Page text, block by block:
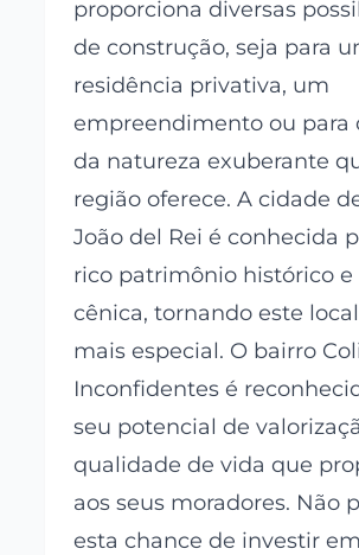
proporciona diversas
de construção, seja para
residência privativa, um
empreendimento ou para
da natureza exuberante
região oferece. A cidade
João del Rei é conhecida
rico patrimônio histórico e
cênica, tornando este
mais especial. O bairro
Inconfidentes é
seu potencial de
qualidade de vida que
aos seus moradores. Não
esta chance de investir